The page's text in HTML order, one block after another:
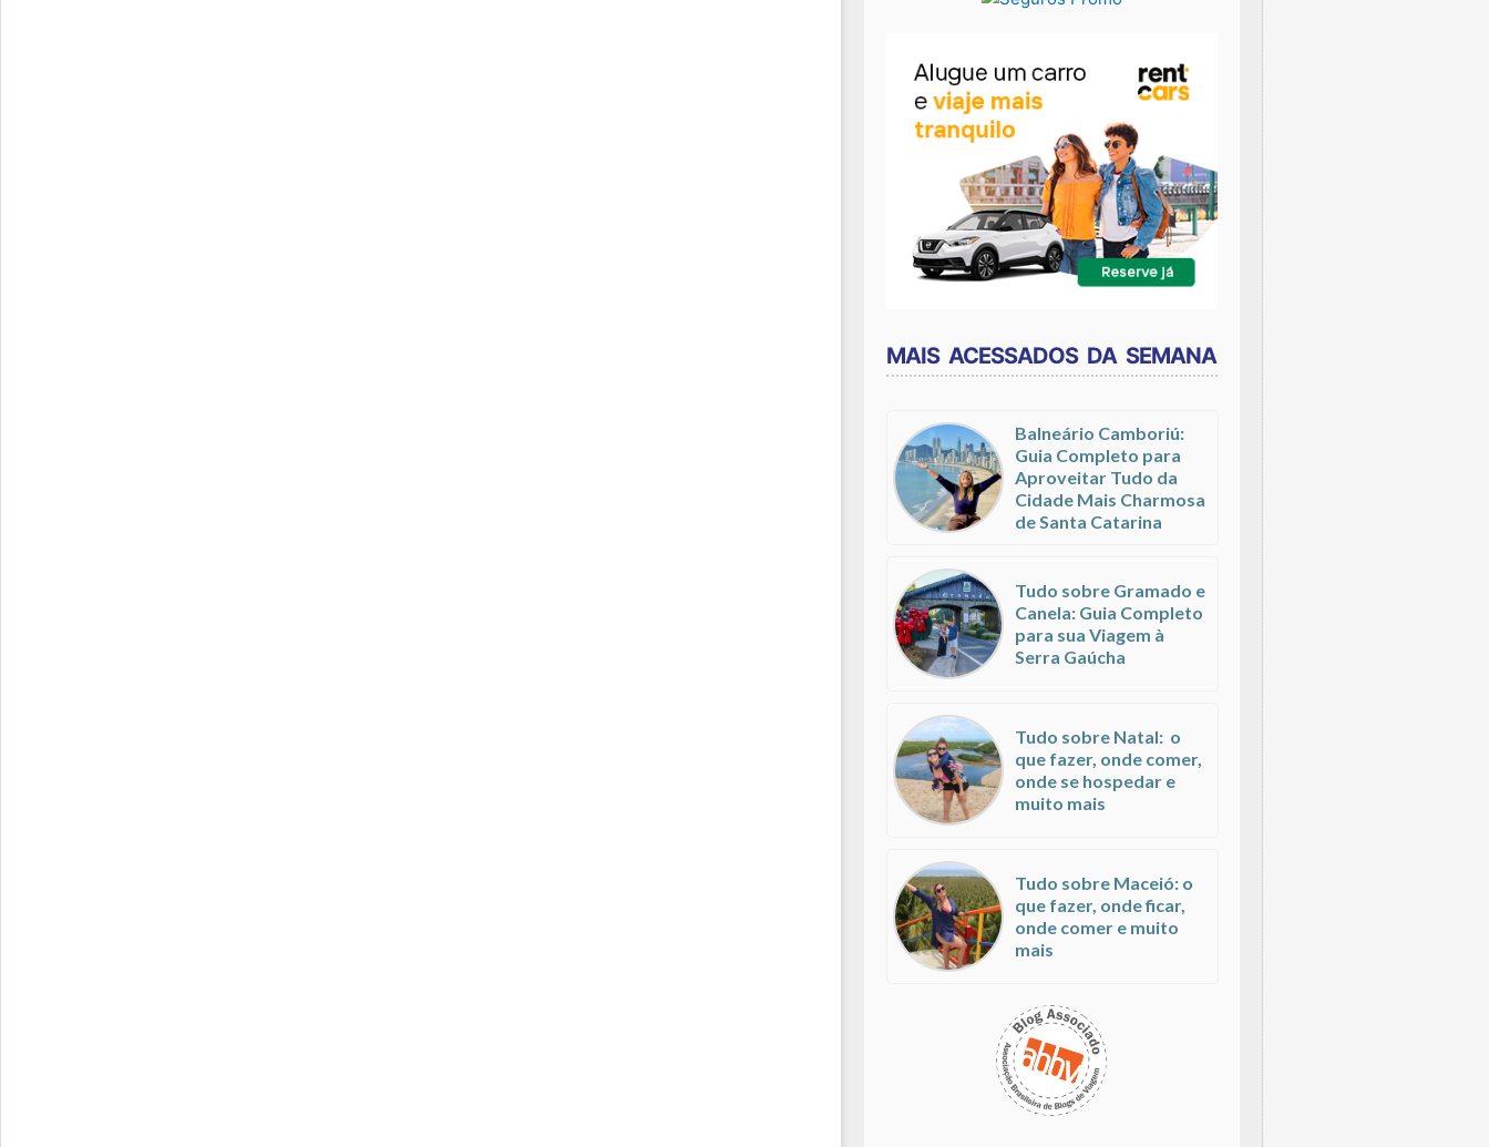
MAIS ACESSADOS DA SEMANA
Balneário Camboriú:
Guia Completo para
Aproveitar Tudo da
Cidade Mais Charmosa
de Santa Catarina
Tudo sobre Gramado e
Canela: Guia Completo
para sua Viagem à
Serra Gaúcha
Tudo sobre Natal: o
que fazer, onde comer,
onde se hospedar e
muito mais
Tudo sobre Maceió: o
que fazer, onde ficar,
onde comer e muito
mais